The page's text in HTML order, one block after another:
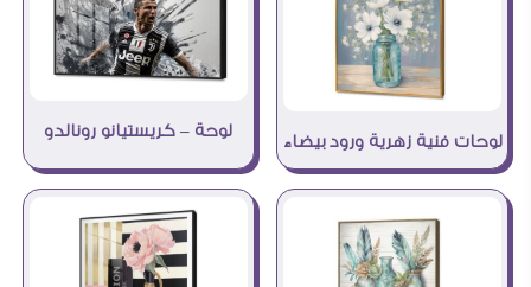
لوحات فنية زهرية ورود بيضاء
لوحة – كريستيانو رونالدو